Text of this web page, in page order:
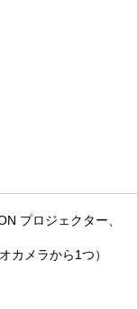
プロジェクター、
カメラから1つ）